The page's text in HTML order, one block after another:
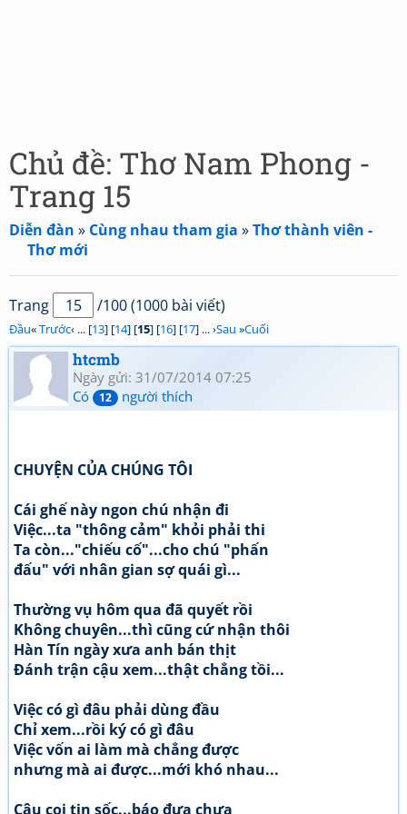
Chủ đề: Thơ Nam Phong -
Trang 15
Diễn đàn » Cùng nhau tham gia »Thơ thành viên -
Thơ mới
Trang /100 (1000 bài viết)
Đầu«Trước‹ ... [13] [14] [15] [16] [17] ... ›Sau »Cuối
htcmb
Ngày gửi: 31/07/2014 07:25
Có
12 người thích
CHUYỆN CỦA CHÚNG TÔI
Cái ghế này ngon chú nhận đi
Việc...ta "thông cảm" khỏi phải thi
Ta còn..."chiếu cố"...cho chú "phấn
đấu" với nhân gian sợ quái gì...
Thường vụ hôm qua đã quyết rồi
Không chuyên...thì cũng cứ nhận thôi
Hàn Tín ngày xưa anh bán thịt
Đánh trận cậu xem...thật chẳng tồi...
Việc có gì đâu phải dùng đầu
Chỉ xem...rồi ký có gì đâu
Việc vốn ai làm mà chẳng được
nhưng mà ai được...mới khó nhau...
Cậu coi tin sốc...báo đưa chưa